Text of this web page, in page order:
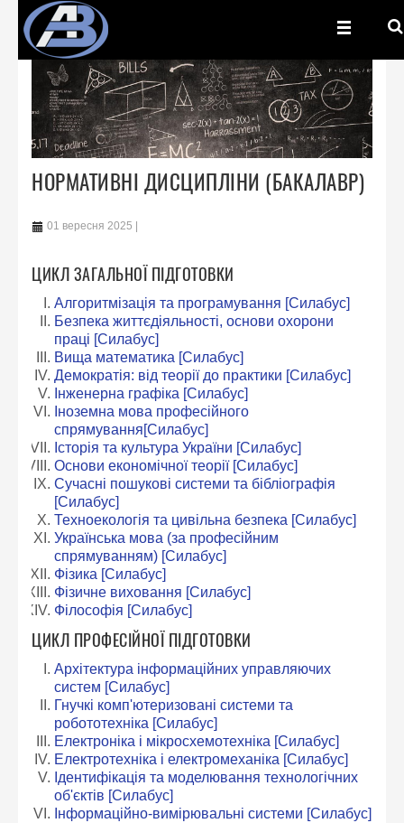
НОРМАТИВНІ ДИСЦИПЛІНИ (БАКАЛАВР)
01 вересня 2025
ЦИКЛ ЗАГАЛЬНОЇ ПІДГОТОВКИ
Алгоритмізація та програмування [Силабус]
Безпека життєдіяльності, основи охорони
праці [Силабус]
Вища математика [Силабус]
Демократія: від теорії до практики [Силабус]
Інженерна графіка [Силабус]
Іноземна мова професійного
спрямування[Силабус]
Історія та культура України [Силабус]
Основи економічної теорії [Силабус]
Сучасні пошукові системи та бібліографія
[Силабус]
Техноекологія та цивільна безпека [Силабус]
Українська мова (за професійним
спрямуванням) [Силабус]
Фізика [Силабус]
Фізичне виховання [Силабус]
Філософія [Силабус]
ЦИКЛ ПРОФЕСІЙНОЇ ПІДГОТОВКИ
Архітектура інформаційних управляючих
систем [Силабус]
Гнучкі комп'ютеризовані системи та
робототехніка [Силабус]
Електроніка і мікросхемотехніка [Силабус]
Електротехніка і електромеханіка [Силабус]
Ідентифікація та моделювання технологічних
об'єктів [Силабус]
Інформаційно-вимірювальні системи [Силабус]